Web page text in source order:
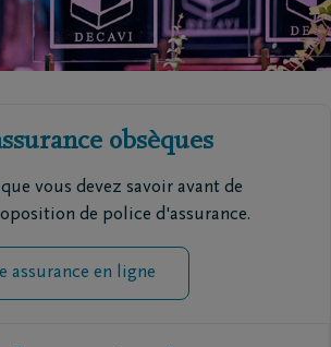
obsèques
vous devez savoir avant de
de police d'assurance.
assurance en ligne